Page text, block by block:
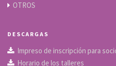
OTROS
DESCARGAS
Impreso de inscripción para
Horario de los talleres